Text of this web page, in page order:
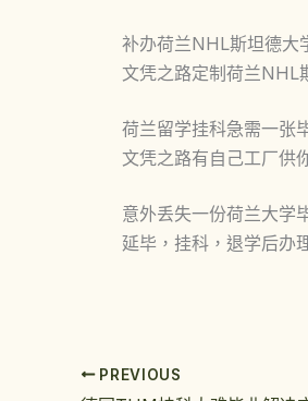
补办荷兰NHL斯坦德大
文凭之路定制荷兰NHL
荷兰留学挂科急需一张
文凭之路有自己工厂供
意外丢失一份荷兰大学
延毕，挂科，退学后办
PREVIOUS